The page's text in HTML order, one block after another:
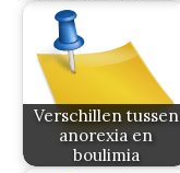
Verschillen tussen
anorexia en
boulimia